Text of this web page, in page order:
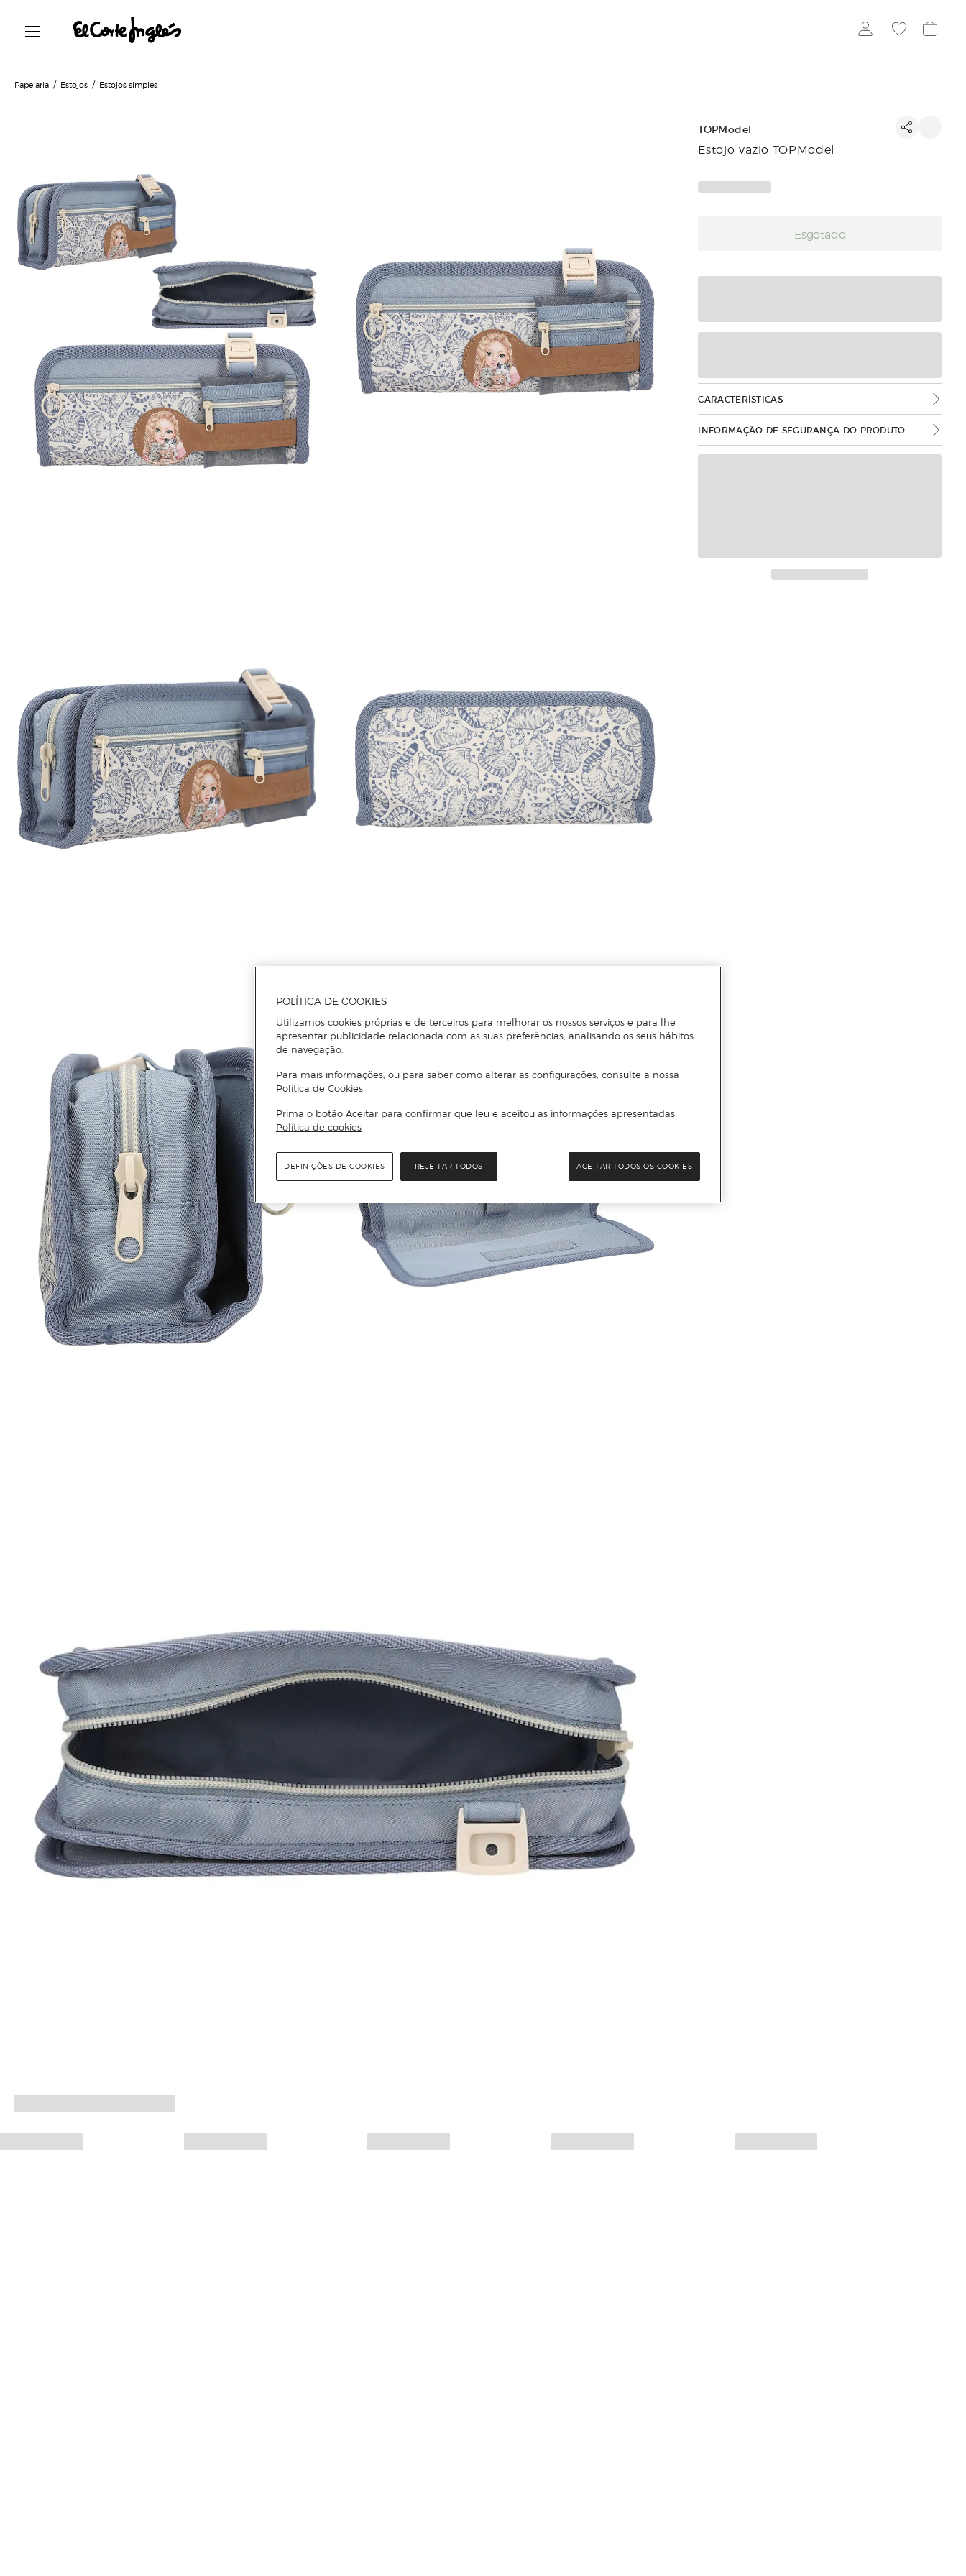
Papelaria Estojos Estojos simples
TOPModel
Estojo vazio TOPModel
Esgotado
CARACTERÍSTICAS
INFORMAÇÃO DE SEGURANÇA DO PRODUTO
POLÍTICA DE COOKIES
Utilizamos cookies próprias e de terceiros para melhorar os nossos serviços e para lhe
apresentar publicidade relacionada com as suas preferências, analisando os seus hábitos
de navegação.
Para mais informações, ou para saber como alterar as configurações, consulte a nossa
Política de Cookies.
Prima o botão Aceitar para confirmar que leu e aceitou as informações apresentadas.
Política de cookies
REJEITAR TODOS ACEITAR TODOS OS COOKIES
DEFINIÇÕES DE COOKIES